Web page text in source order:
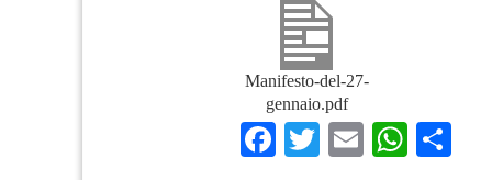
Manifesto-del-27-
gennaio.pdf
Facebook
TwitterEmail